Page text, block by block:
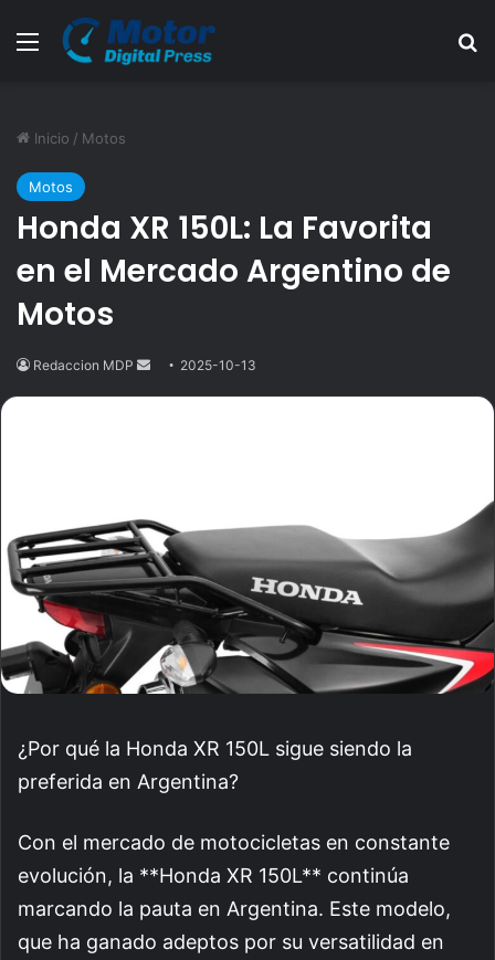
Menú
Inicio / Motos
Motos
Honda XR 150L: La Favorita
en el Mercado Argentino de
Motos
Redaccion MDP
Send2025-10-13
¿Por qué la Honda XR 150L sigue siendo la
preferida en Argentina?
Con el mercado de motocicletas en constante
evolución, la **Honda XR 150L** continúa
marcando la pauta en Argentina. Este modelo,
que ha ganado adeptos por su versatilidad en